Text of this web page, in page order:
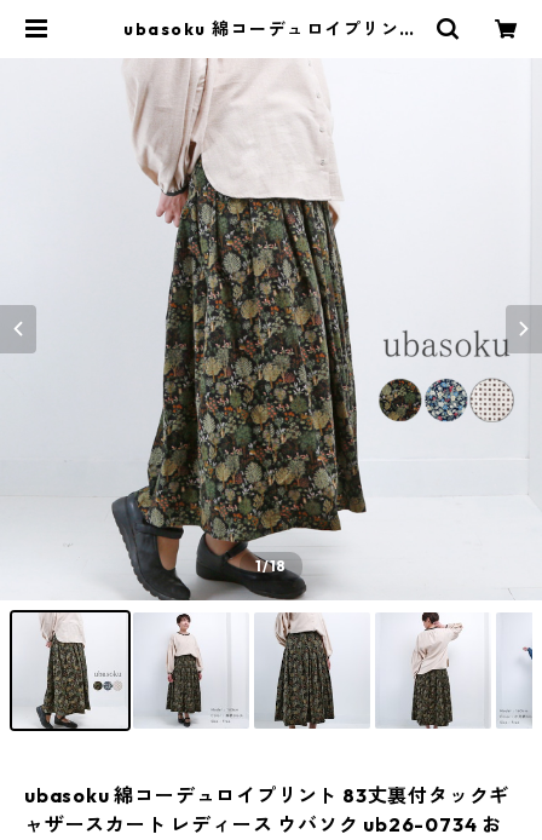
ubasoku 綿コーデュロイプリント
レディース ウバソク ub26-0734
おしゃれ ブランド かわいい ロング
ポケット付き 冬 秋 春 30代 40代 5
0代 | isa ONLINE STORE / アイサ
公式オンラインストア
1/18
ubasoku 綿コーデュロイプリント 83丈裏付タックギ
ャザースカート レディース ウバソク ub26-0734 お